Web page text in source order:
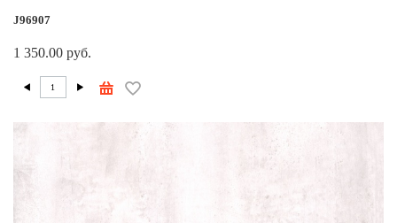
J96907
1 350.00 руб.